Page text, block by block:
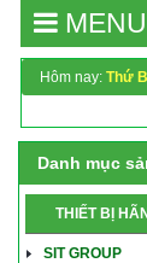
MENU
Hôm nay: Thứ
Danh mục
THIẾT BỊ
SIT GROUP